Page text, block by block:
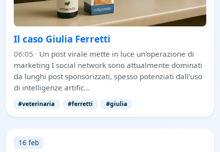
Il caso Giulia Ferretti
06:05 · Un post virale mette in luce un'operazione di
marketing I social network sono attualmente dominati
da lunghi post sponsorizzati, spesso potenziati dall'uso
di intelligenze artific…
#veterinaria #ferretti #giulia
16 feb